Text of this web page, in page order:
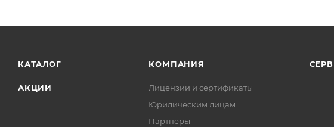
КАТАЛОГ
АКЦИИ
КОМПАНИЯ
Лицензии и сертификаты
Юридическим лицам
Партнеры